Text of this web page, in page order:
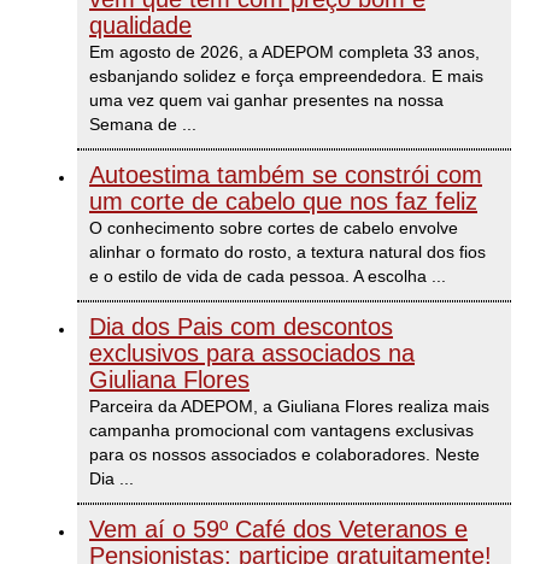
qualidade
Em agosto de 2026, a ADEPOM completa 33 anos,
esbanjando solidez e força empreendedora. E mais
uma vez quem vai ganhar presentes na nossa
Semana de
Autoestima também se constrói com
um corte de cabelo que nos faz feliz
O conhecimento sobre cortes de cabelo envolve
alinhar o formato do rosto, a textura natural dos fios
e o estilo de vida de cada pessoa. A escolha
Dia dos Pais com descontos
exclusivos para associados na
Giuliana Flores
Parceira da ADEPOM, a Giuliana Flores realiza mais
campanha promocional com vantagens exclusivas
para os nossos associados e colaboradores. Neste
Dia
Vem aí o 59º Café dos Veteranos e
Pensionistas: participe gratuitamente!